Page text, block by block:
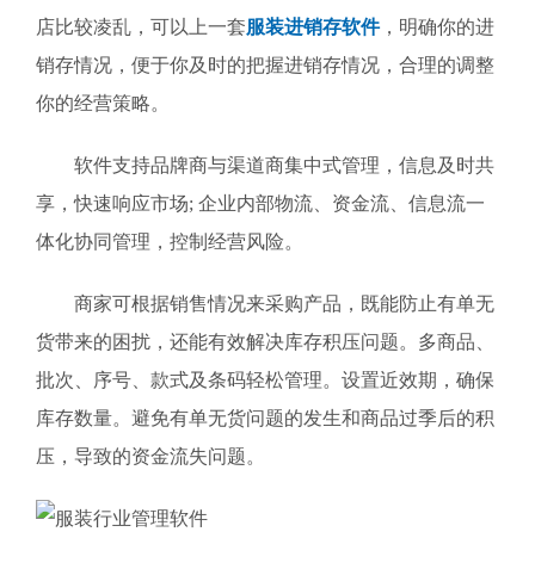
店比较凌乱，可以上一套服装进销存软件，明确你的进
销存情况，便于你及时的把握进销存情况，合理的调整
你的经营策略。
软件支持品牌商与渠道商集中式管理，信息及时共
享，快速响应市场; 企业内部物流、资金流、信息流一
体化协同管理，控制经营风险。
商家可根据销售情况来采购产品，既能防止有单无
货带来的困扰，还能有效解决库存积压问题。多商品、
批次、序号、款式及条码轻松管理。设置近效期，确保
库存数量。避免有单无货问题的发生和商品过季后的积
压，导致的资金流失问题。